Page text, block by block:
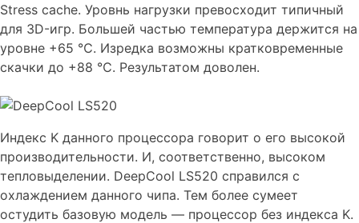
Stress cache. Уровнь нагрузки превосходит типичный
для 3D-игр. Большей частью температура держится на
уровне +65 ℃. Изредка возможны кратковременные
скачки до +88 ℃. Результатом доволен.
Индекс K данного процессора говорит о его высокой
производительности. И, соответственно, высоком
тепловыделении. DeepCool LS520 справился с
охлаждением данного чипа. Тем более сумеет
остудить базовую модель — процессор без индекса K.